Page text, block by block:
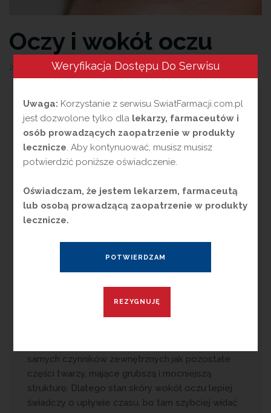
Oczy i wokół oczu
29 maja 2026 przezMagdalena Guźniczak
D
elikatna i wrażliwa skóra wokół oczu
codziennie intensywnie „pracuje”.
Oczy wyrażają różne stany emocjonalne, a dla
ich pokazania muszą być w nieustannym
ruchu. Radość, śmiech, smutek, płacz,
intensywnym światłem to tylko niektóre z
aktywności oczu i skóry wokół nich.
Oczy to najbardziej ekspresyjna część naszej
twarzy. Bogactwo mimiki zależy od cech
charakteru, odzwierciedla ona naszą osobowość.
Ciągły ruch pozostawia ślady w postaci drobnych
zmarszczek w cienkiej i przeważnie suchej tkance.
Nie przestajemy jednak uśmiechać się czy mrużyć
samych czynników zewnętrznych jak pozostałe
części twarzy, mające grubszą i mocniejszą
strukturę. Dlatego stan skóry wokół oczu lepiej
świadczy o upływie czasu, bo tam szybciej widać
Weryfikacja Dostępu Do Serwisu
Uwaga: Korzystanie z serwisu SwiatFarmacji.com.pl
jest dozwolone tylko dla lekarzy, farmaceutów i
osób prowadzących zaopatrzenie w produkty
lecznicze. Aby kontynuować, musisz musisz
potwierdzić poniższe oświadczenie.
Oświadczam, że jestem lekarzem, farmaceutą
lub osobą prowadzącą zaopatrzenie w produkty
lecznicze.